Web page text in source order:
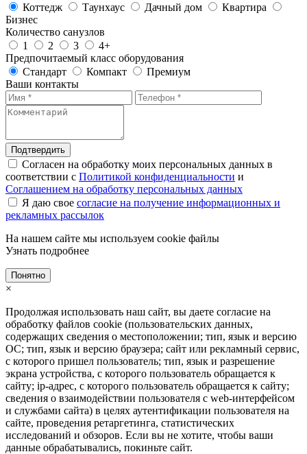
Коттедж
Таунхаус Дачный дом
Квартира
Бизнес
Количество санузлов
1
2 3
4+
Предпочитаемый класс оборудования
Стандарт
Компакт
Премиум
Ваши контакты
Подтвердить
Согласен на обработку моих персональных данных в
соответствии с Политикой конфиденциальности и
Соглашением на обработку персональных данных
Я даю свое согласие на получение информационных и
рекламных рассылок
На нашем сайте мы используем cookie файлы
Узнать подробнее
Понятно
×
Продолжая использовать наш сайт, вы даете согласие на
обработку файлов cookie (пользовательских данных,
содержащих сведения о местоположении; тип, язык и версию
ОС; тип, язык и версию браузера; сайт или рекламный сервис,
с которого пришел пользователь; тип, язык и разрешение
экрана устройства, с которого пользователь обращается к
сайту; ip-адрес, с которого пользователь обращается к сайту;
сведения о взаимодействии пользователя с web-интерфейсом
и службами сайта) в целях аутентификации пользователя на
сайте, проведения ретаргетинга, статистических
исследований и обзоров. Если вы не хотите, чтобы ваши
данные обрабатывались, покиньте сайт.